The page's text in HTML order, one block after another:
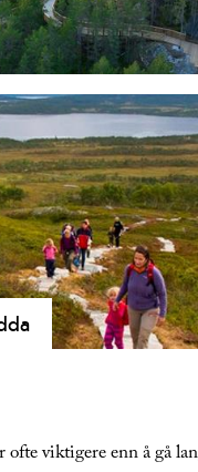
mange ulike
viktigere enn å gå